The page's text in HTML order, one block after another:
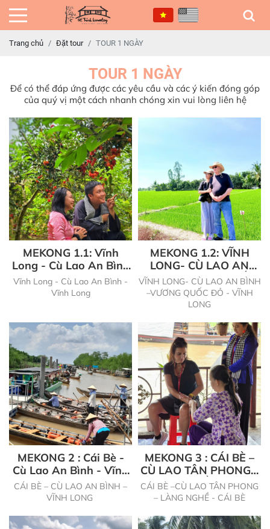
Trang chủ Đặt tour TOUR 1 NGÀY
TOUR 1 NGÀY
Để có thể đáp ứng được các yêu cầu và các ý kiến đóng góp
của quý vị một cách nhanh chóng xin vui lòng liên hệ
MEKONG 1.1: Vĩnh
Long - Cù Lao An Bình
- Vĩnh Long
Vĩnh Long - Cù Lao An Bình -
Vĩnh Long
MEKONG 1.2: VĨNH
LONG- CÙ LAO AN
BÌNH –VƯƠNG QUỐC
ĐỎ - VĨNH LONG
VĨNH LONG- CÙ LAO AN BÌNH
–VƯƠNG QUỐC ĐỎ - VĨNH
LONG
MEKONG 2 : Cái Bè -
Cù Lao An Bình - Vĩnh
Long
CÁI BÈ – CÙ LAO AN BÌNH –
VĨNH LONG
MEKONG 3 : CÁI BÈ –
CÙ LAO TÂN PHONG –
LÀNG NGHỀ - CÁI BÈ
CÁI BÈ –CÙ LAO TÂN PHONG
– LÀNG NGHỀ - CÁI BÈ